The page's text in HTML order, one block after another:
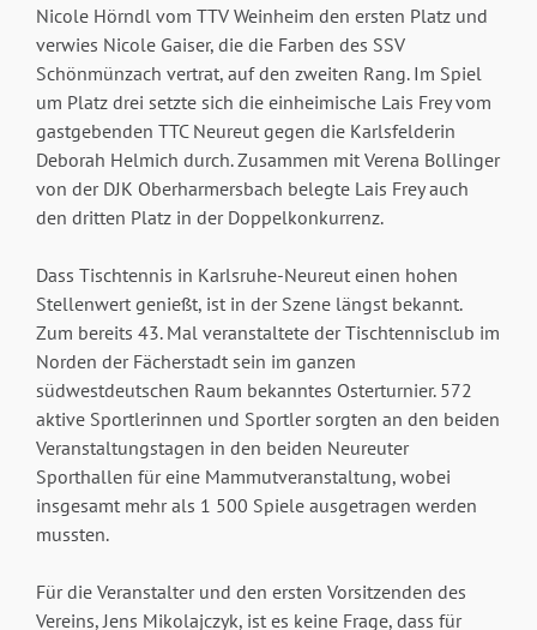
Nicole Hörndl vom TTV Weinheim den ersten Platz und
verwies Nicole Gaiser, die die Farben des SSV
Schönmünzach vertrat, auf den zweiten Rang. Im Spiel
um Platz drei setzte sich die einheimische Lais Frey vom
gastgebenden TTC Neureut gegen die Karlsfelderin
Deborah Helmich durch. Zusammen mit Verena Bollinger
von der DJK Oberharmersbach belegte Lais Frey auch
den dritten Platz in der Doppelkonkurrenz.
Dass Tischtennis in Karlsruhe-Neureut einen hohen
Stellenwert genießt, ist in der Szene längst bekannt.
Zum bereits 43. Mal veranstaltete der Tischtennisclub im
Norden der Fächerstadt sein im ganzen
südwestdeutschen Raum bekanntes Osterturnier. 572
aktive Sportlerinnen und Sportler sorgten an den beiden
Veranstaltungstagen in den beiden Neureuter
Sporthallen für eine Mammutveranstaltung, wobei
insgesamt mehr als 1 500 Spiele ausgetragen werden
mussten.
Für die Veranstalter und den ersten Vorsitzenden des
Vereins, Jens Mikolajczyk, ist es keine Frage, dass für